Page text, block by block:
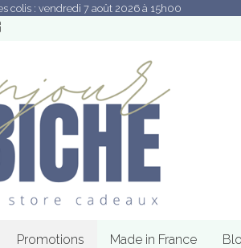
colis : vendredi 7 août 2026 à 15h00
Promotions Made in France